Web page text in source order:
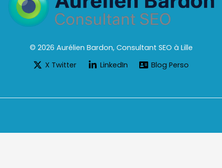
© 2026 Aurélien Bardon, Consultant SEO à Lille
X Twitter
LinkedIn Blog Perso